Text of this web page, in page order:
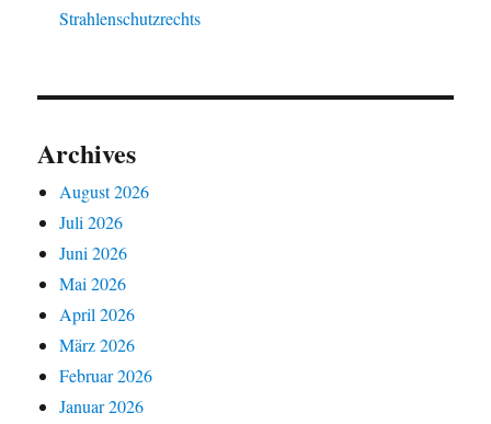
Strahlenschutzrechts
Archives
August 2026
Juli 2026
Juni 2026
Mai 2026
April 2026
März 2026
Februar 2026
Januar 2026